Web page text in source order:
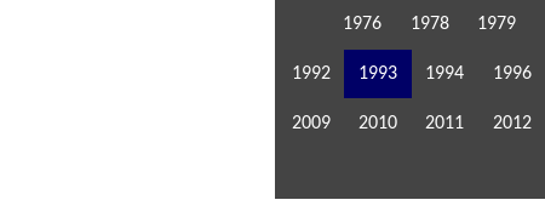
1976 1978 1979
1992 1993 1994 1996
2009 2010 2011 2012